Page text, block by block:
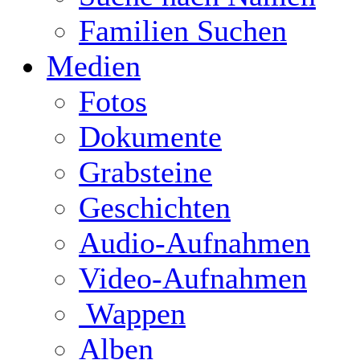
Familien Suchen
Medien
Fotos
Dokumente
Grabsteine
Geschichten
Audio-Aufnahmen
Video-Aufnahmen
Wappen
Alben